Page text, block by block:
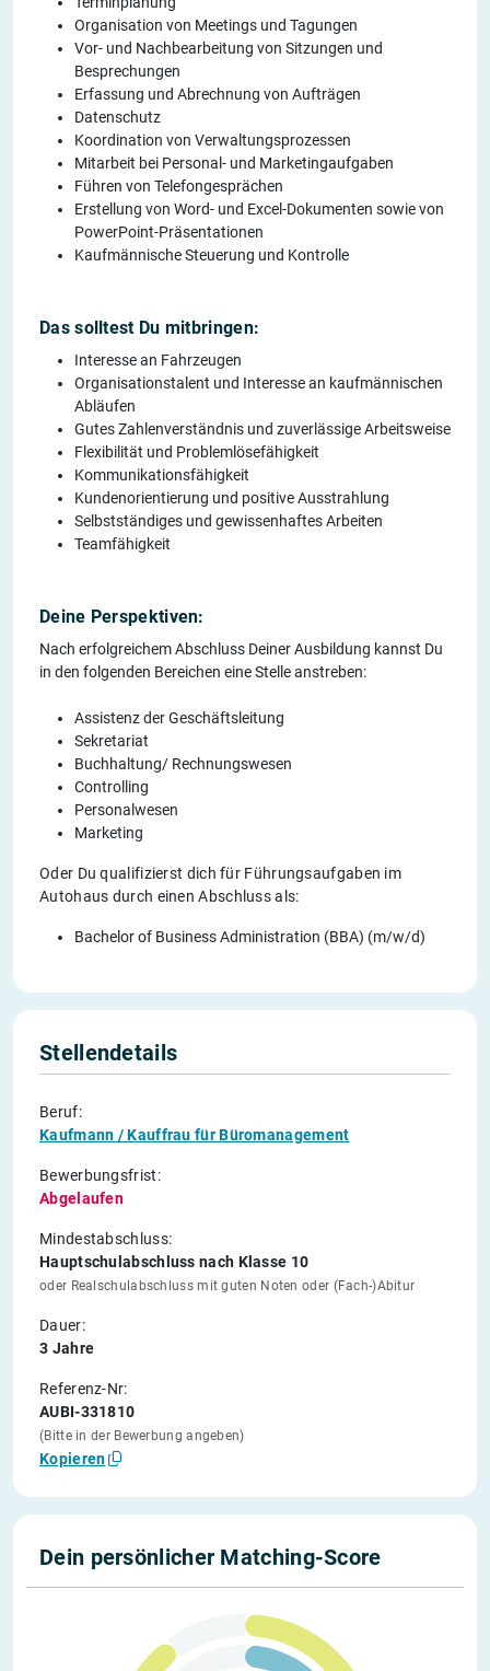
Organisation von Meetings und Tagungen
Vor- und Nachbearbeitung von Sitzungen und
Besprechungen
Erfassung und Abrechnung von Aufträgen
Datenschutz
Koordination von Verwaltungsprozessen
Mitarbeit bei Personal- und Marketingaufgaben
Führen von Telefongesprächen
Erstellung von Word- und Excel-Dokumenten sowie von
PowerPoint-Präsentationen
Kaufmännische Steuerung und Kontrolle
Das solltest Du mitbringen:
Interesse an Fahrzeugen
Organisationstalent und Interesse an kaufmännischen
Abläufen
Gutes Zahlenverständnis und zuverlässige Arbeitsweise
Flexibilität und Problemlösefähigkeit
Kommunikationsfähigkeit
Kundenorientierung und positive Ausstrahlung
Selbstständiges und gewissenhaftes Arbeiten
Teamfähigkeit
Deine Perspektiven:
Nach erfolgreichem Abschluss Deiner Ausbildung kannst Du
in den folgenden Bereichen eine Stelle anstreben:
Assistenz der Geschäftsleitung
Sekretariat
Buchhaltung/ Rechnungswesen
Controlling
Personalwesen
Marketing
Oder Du qualifizierst dich für Führungsaufgaben im
Autohaus durch einen Abschluss als:
Bachelor of Business Administration (BBA) (m/w/d)
Stellendetails
Beruf:
Kaufmann / Kauffrau für Büromanagement
Bewerbungsfrist:
Abgelaufen
Mindestabschluss:
Hauptschulabschluss nach Klasse 10
oder Realschulabschluss mit guten Noten oder (Fach-)Abitur
Dauer:
3 Jahre
Referenz-Nr:
AUBI-331810
(Bitte in der Bewerbung angeben)
Kopieren
Dein persönlicher Matching-Score